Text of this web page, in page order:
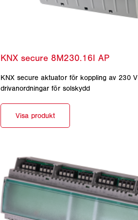
KNX secure aktuator för koppling av 230 V
drivanordningar för solskydd